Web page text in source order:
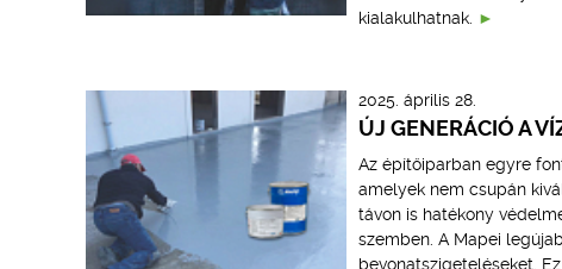
kialakulhatnak.
2025. április 28.
ÚJ GENERÁCIÓ A
Az építőiparban egyre
amelyek nem csupán
távon is hatékony
szemben. A Mapei
bevonatszigeteléseket.